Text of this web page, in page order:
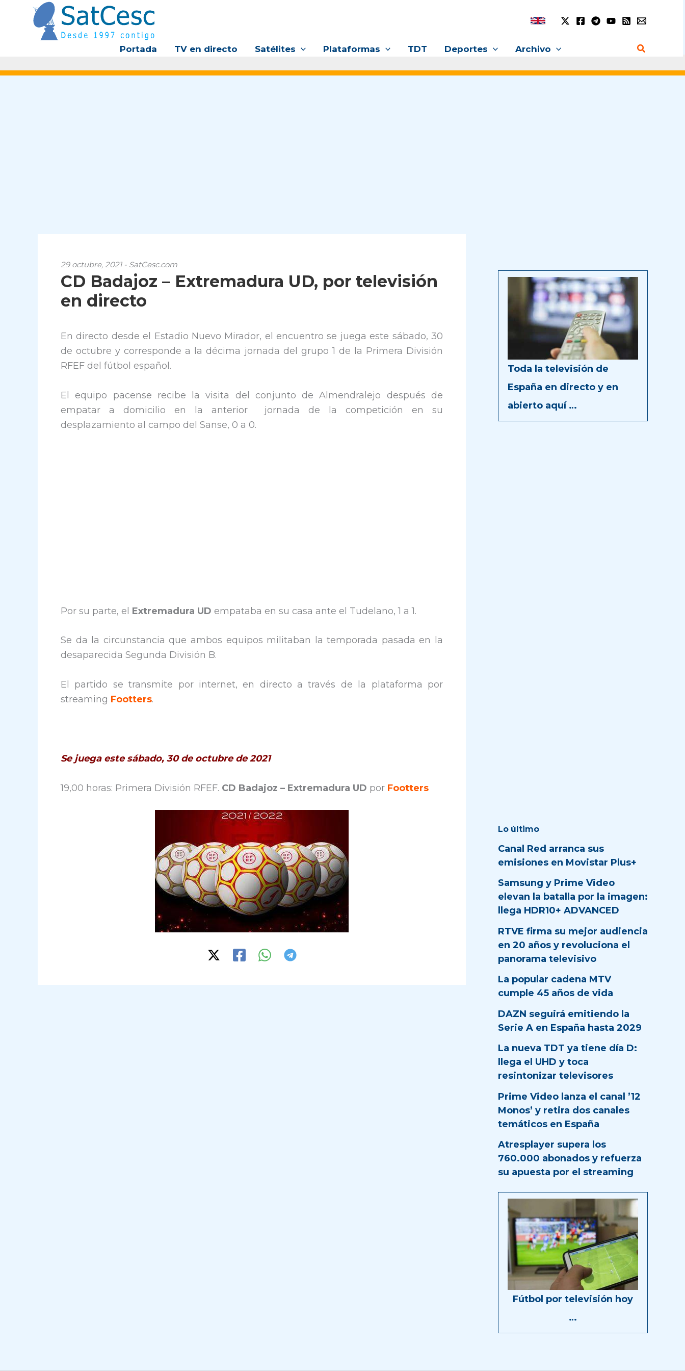
contenido
Portada TV en directo Satélites Plataformas TDT Deportes Archivo Buscar
29 octubre, 2021 - SatCesc.com
CD Badajoz – Extremadura UD, por televisión
en directo
En directo desde el Estadio Nuevo Mirador, el encuentro se juega este sábado, 30
de octubre y corresponde a la décima jornada del grupo 1 de la Primera División
RFEF del fútbol español.
El equipo pacense recibe la visita del conjunto de Almendralejo después de
empatar a domicilio en la anterior jornada de la competición en su
desplazamiento al campo del Sanse, 0 a 0.
Por su parte, el Extremadura UD empataba en su casa ante el Tudelano, 1 a 1.
Se da la circunstancia que ambos equipos militaban la temporada pasada en la
desaparecida Segunda División B.
El partido se transmite por internet, en directo a través de la plataforma por
streaming Footters.
Se juega este sábado, 30 de octubre de 2021
19,00 horas: Primera División RFEF. CD Badajoz – Extremadura UD por Footters
Toda la televisión de
España en directo y en
abierto aquí …
Lo último
Canal Red arranca sus
emisiones en Movistar Plus+
Samsung y Prime Video
elevan la batalla por la imagen:
llega HDR10+ ADVANCED
RTVE firma su mejor audiencia
en 20 años y revoluciona el
panorama televisivo
La popular cadena MTV
cumple 45 años de vida
DAZN seguirá emitiendo la
Serie A en España hasta 2029
La nueva TDT ya tiene día D:
llega el UHD y toca
resintonizar televisores
Prime Video lanza el canal ’12
Monos’ y retira dos canales
temáticos en España
Atresplayer supera los
760.000 abonados y refuerza
su apuesta por el streaming
Fútbol por televisión hoy
…